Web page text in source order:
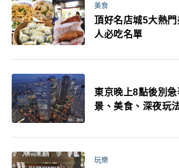
美食
頂好名店城5大熱
人必吃名單
東京晚上8點後別
景、美食、深夜玩
玩樂